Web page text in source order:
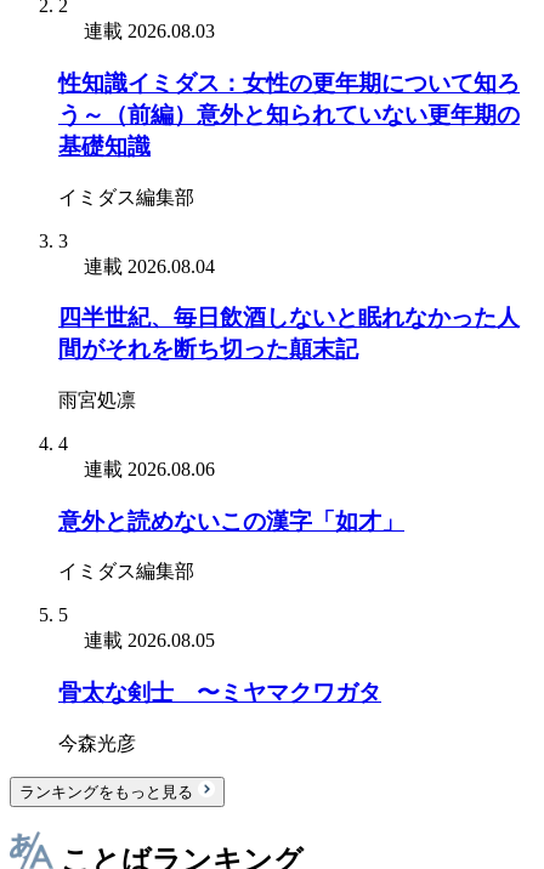
2
連載 2026.08.03
性知識イミダス：女性の更年期について知ろ
う～（前編）意外と知られていない更年期の
基礎知識
イミダス編集部
3
連載 2026.08.04
四半世紀、毎日飲酒しないと眠れなかった人
間がそれを断ち切った顛末記
雨宮処凛
4
連載 2026.08.06
意外と読めないこの漢字「如才」
イミダス編集部
5
連載 2026.08.05
骨太な剣士 〜ミヤマクワガタ
今森光彦
ランキングをもっと見る
ことばランキング